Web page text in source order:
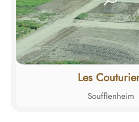
Les
Soufflenheim